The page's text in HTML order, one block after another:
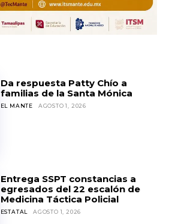
Da respuesta Patty Chío a
familias de la Santa Mónica
EL MANTE AGOSTO 1, 2026
Entrega SSPT constancias a
egresados del 22 escalón de
Medicina Táctica Policial
ESTATAL AGOSTO 1, 2026